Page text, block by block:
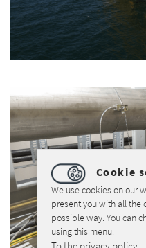
Cookie
We use cookies on our
present you with all the
possible way. You can
using this menu.